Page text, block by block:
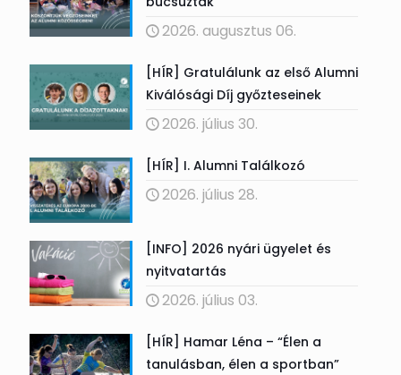
2026. augusztus 06.
[HÍR] Gratulálunk az első Alumni
Kiválósági Díj győzteseinek
2026. július 30.
[HÍR] I. Alumni Találkozó
2026. július 28.
[INFO] 2026 nyári ügyelet és
nyitvatartás
2026. július 03.
[HÍR] Hamar Léna – “Élen a
tanulásban, élen a sportban”